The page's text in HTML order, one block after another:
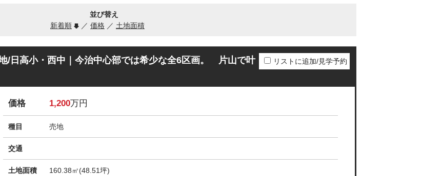
並び替え
新着順
／ 価格 ／ 土地面積
/日高小・西中｜今治中心部では希少な全6区画。 片山で叶
リストに追加/見学予約
価格 1,200万円
種目 売地
交通
土地面積 160.38㎡(48.51坪)